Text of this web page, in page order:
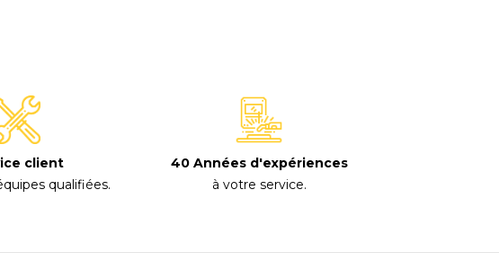
client
qualifiées.
40 Années d'expériences
à votre service.